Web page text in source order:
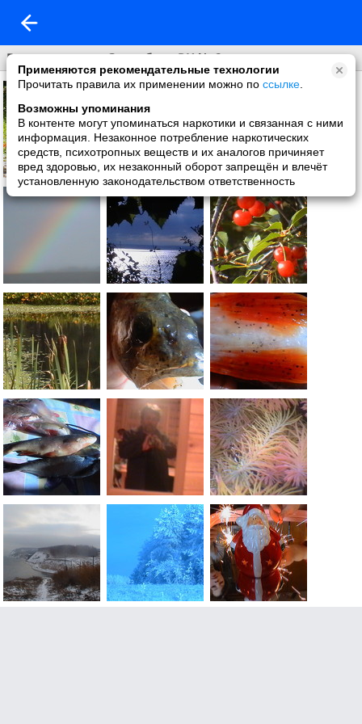
Применяются рекомендательные технологии
Прочитать правила их применении можно по ссылке
Возможны упоминания
В контенте могут упоминаться наркотики и связанная с ними
информация. Незаконное потребление наркотических
средств, психотропных веществ и их аналогов причиняет
вред здоровью, их незаконный оборот запрещён и влечёт
установленную законодательством ответственность
Вкусная страна Зашибись.RU № 2